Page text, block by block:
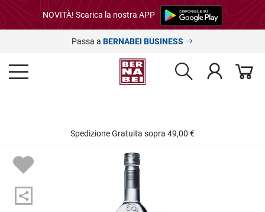
NOVITÀ! Scarica la nostra APP
Passa a BERNABEI BUSINESS
Spedizione Gratuita sopra 49,00 €